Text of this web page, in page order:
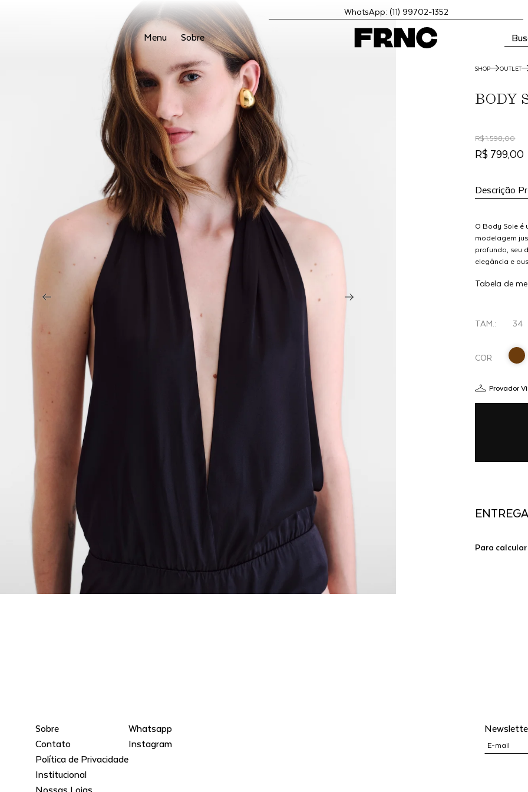
WhatsApp: (11) 99702-1352
Menu Sobre
SHOP OUTLET
BODY
R$ 1.598,00
R$ 799,00
Descrição
O Body Soie
modelagem
profundo, seu
elegância e
Tabela de
TAM.: 34
COR
Provador
ENTREGA
Para
Sobre
Contato
Política de Privacidade
Institucional
Whatsapp
Instagram